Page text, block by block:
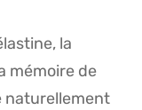
la
mémoire de
naturellement